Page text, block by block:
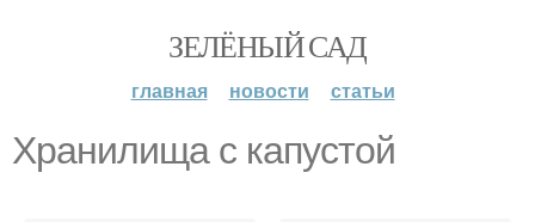
ЗЕЛЁНЫЙ САД
главная новости статьи
Хранилища с капустой